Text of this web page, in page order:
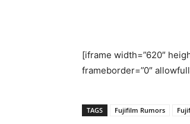
[iframe width=”620″
frameborder=”0″
TAGS Fujifilm Rumors